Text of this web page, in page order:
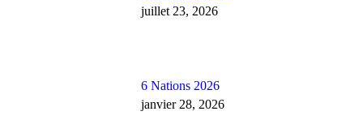
juillet 23, 2026
6 Nations 2026
janvier 28, 2026